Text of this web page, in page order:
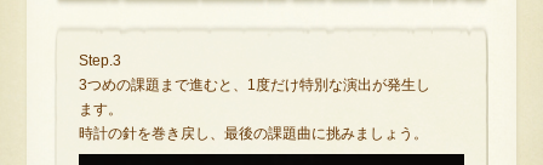
Step.3
3つめの課題まで進むと、1度だけ特別な演出が発生し
ます。
時計の針を巻き戻し、最後の課題曲に挑みましょう。